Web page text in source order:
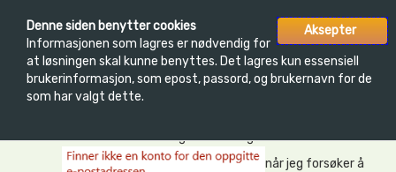
Toggle
navigation
INFORMASJON LOGG INN
Aksepter
Denne siden benytter cookies
Informasjonen som lagres er nødvendig for
at løsningen skal kunne benyttes. Det lagres kun essensiell
brukerinformasjon, som epost, passord, og brukernavn for de
som har valgt dette.
Ofte stilte spørsmål
Finner ikke konto:Jeg får meldingen
når jeg forsøker å